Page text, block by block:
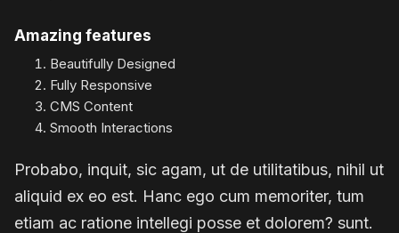
Amazing features
Beautifully Designed
Fully Responsive
CMS Content
Smooth Interactions
Probabo, inquit, sic agam, ut de utilitatibus, nihil ut
aliquid ex eo est. Hanc ego cum memoriter, tum
etiam ac ratione intellegi posse et dolorem? sunt.